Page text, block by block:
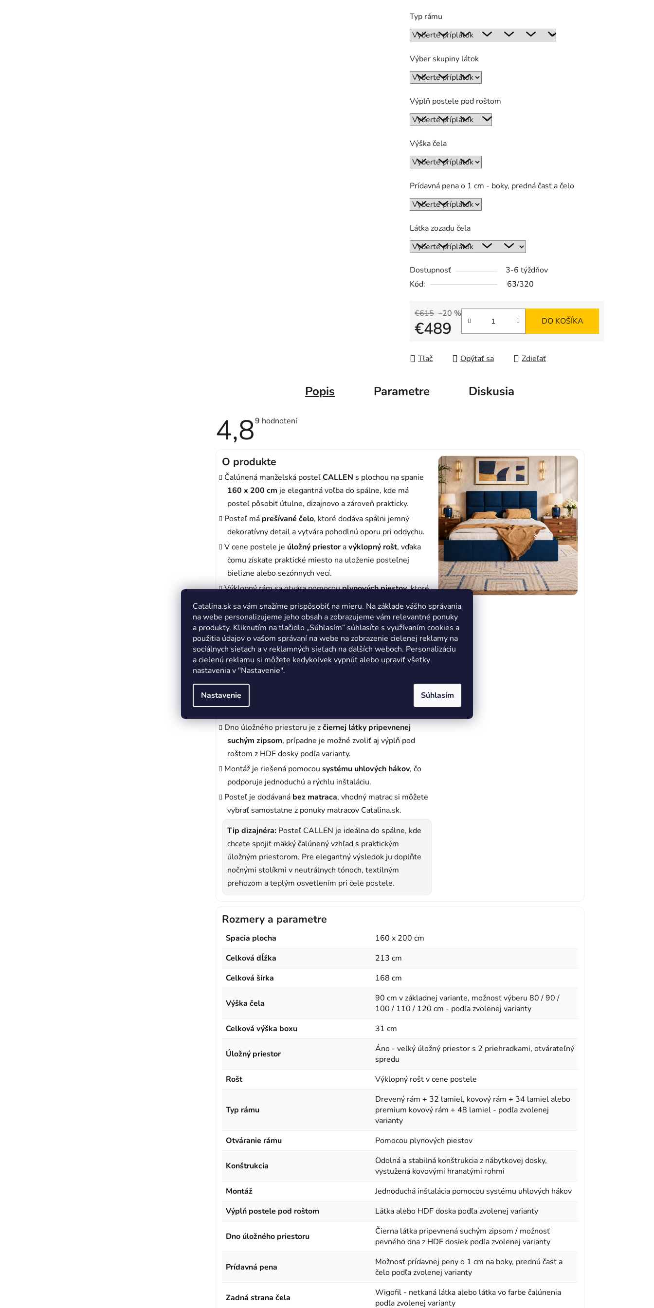
Catalina.sk sa vám snažíme prispôsobiť na mieru. Na základe vášho správania
na webe personalizujeme jeho obsah a zobrazujeme vám relevantné ponuky
a produkty. Kliknutím na tlačidlo „Súhlasím“ súhlasíte s využívaním cookies a
použitia údajov o vašom správaní na webe na zobrazenie cielenej reklamy na
sociálnych sieťach a v reklamných sieťach na ďalších weboch. Personalizáciu
a cielenú reklamu si môžete kedykoľvek vypnúť alebo upraviť všetky
nastavenia v "Nastavenie".
Nastavenie Súhlasím
Typ rámu
Výber skupiny látok
Výplň postele pod roštom
Výška čela
Prídavná pena o 1 cm - boky, predná časť a čelo
Látka zozadu čela
Dostupnosť
3-6 týždňov
Kód:
63/320
€615 –20 %
€489 DO KOŠÍKA
Tlač Opýtať sa Zdieľať
Popis Parametre Diskusia
4,8Priemerné
z
5
hviezdičiek.
9 hodnotení
O produkte
Čalúnená manželská posteľCALLEN s plochou na spanie
160 x 200 cm je elegantná voľba do spálne, kde má
posteľ pôsobiť útulne, dizajnovo a zároveň prakticky.
Posteľ má prešívané čelo, ktoré dodáva spálni jemný
dekoratívny detail a vytvára pohodlnú oporu pri oddychu.
V cene postele je úložný priestoravýklopný rošt, vďaka
čomu získate praktické miesto na uloženie posteľnej
bielizne alebo sezónnych vecí.
Výklopný rám sa otvára pomocouplynových piestov, ktoré
uľahčujú manipuláciu pri prístupe k úložnému priestoru.
Konštrukcia je veľmi odolná a stabilná, vyrobená z
nábytkovej doskya navyše vystuženákovovými
hranatými rohmi.
Pevné rošty matraca podporujúvoľnú cirkuláciu vzduchu,
tepelnú pohodu pri spánku a pomáhajú chrániť matrac pred
nadmernou vlhkosťou.
Posteľ má
, ktorý sa
Dno úložného priestoru je zčiernej látky pripevnenej
suchým zipsom, prípadne je možné zvoliť aj výplň pod
roštom z HDF dosky podľa varianty.
Montáž je riešená pomocou systému uhlových hákov, čo
podporuje jednoduchú a rýchlu inštaláciu.
Posteľ je dodávaná bez matraca, vhodný matrac si môžete
vybrať samostatne z ponuky matracov Catalina.sk.
Tip dizajnéra: Posteľ CALLEN je ideálna do spálne, kde
chcete spojiť mäkký čalúnený vzhľad s praktickým
úložným priestorom. Pre elegantný výsledok ju doplňte
nočnými stolíkmi v neutrálnych tónoch, textilným
prehozom a teplým osvetlením pri čele postele.
Rozmery a parametre
Spacia plocha
160 x 200 cm
Celková dĺžka
213 cm
Celková šírka
168 cm
Výška čela
90 cm v základnej variante, možnosť výberu 80 / 90 /
100 / 110 / 120 cm - podľa zvolenej varianty
Celková výška boxu
31 cm
Úložný priestor
Áno - veľký úložný priestor s 2 priehradkami, otvárateľný
spredu
Rošt
Výklopný rošt v cene postele
Typ rámu
Drevený rám + 32 lamiel, kovový rám + 34 lamiel alebo
premium kovový rám + 48 lamiel - podľa zvolenej
varianty
Otváranie rámu
Pomocou plynových piestov
Konštrukcia
Odolná a stabilná konštrukcia z nábytkovej dosky,
vystužená kovovými hranatými rohmi
Montáž
Jednoduchá inštalácia pomocou systému uhlových hákov
Výplň postele pod roštom
Látka alebo HDF doska podľa zvolenej varianty
Dno úložného priestoru
Čierna látka pripevnená suchým zipsom / možnosť
pevného dna z HDF dosiek podľa zvolenej varianty
Prídavná pena
Možnosť prídavnej peny o 1 cm na boky, prednú časť a
čelo podľa zvolenej varianty
Zadná strana čela
Wigofil - netkaná látka alebo látka vo farbe čalúnenia
podľa zvolenej varianty